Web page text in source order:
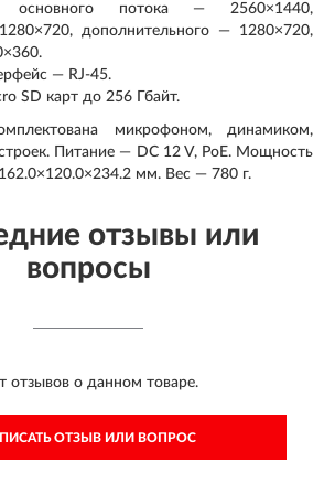
основного потока — 2560×1440,
дополнительного — 1280×720,
— RJ-45.
SD карт до 256 Гбайт.
микрофоном, динамиком,
Питание — DC 12 V, PoE. Мощность
мм. Вес — 780 г.
отзывы или
вопросы
отзывов о данном товаре.
ОТЗЫВ ИЛИ ВОПРОС